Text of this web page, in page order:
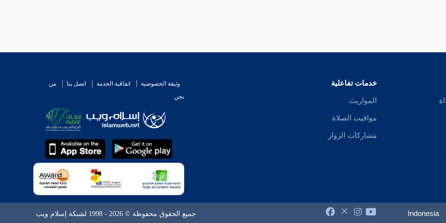
خدمات تفاعلية
المواريث
مواقيت الصلاة
مشاركات الزوار
وثيقة الخصوصية اتفاقية الخدمة اتصل بنا
من
نحن
Indonesia جميع الحقوق محفوظة © 2026 - 1998 لشبكة إسلام ويب